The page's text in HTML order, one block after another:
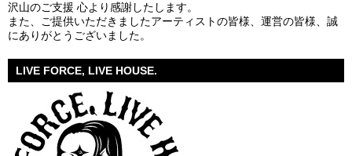
沢山のご支援 心より感謝したします。
また、ご提供いただきましたアーティストの皆様、運営の皆様、誠
にありがとうございました。
LIVE FORCE, LIVE HOUSE.